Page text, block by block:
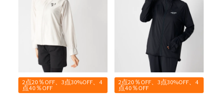
2点20％OFF、3点30%OFF、4
点40％OFF
2点20％OFF、3点30%OFF、4
点40％OFF